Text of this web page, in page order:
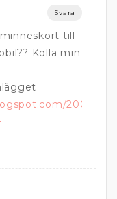
Svara
till
Kolla min
2009/01/